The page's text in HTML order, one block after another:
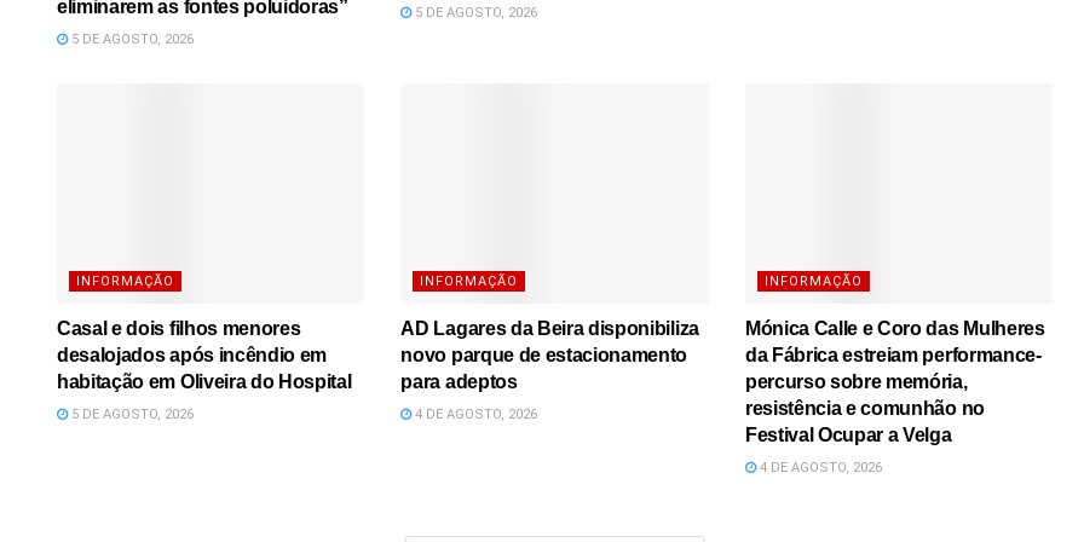
eliminarem as fontes poluidoras”
5 DE AGOSTO, 2026
5 DE AGOSTO, 2026
INFORMAÇÃO
Casal e dois filhos menores
desalojados após incêndio em
habitação em Oliveira do Hospital
5 DE AGOSTO, 2026
INFORMAÇÃO
AD Lagares da Beira disponibiliza
novo parque de estacionamento
para adeptos
4 DE AGOSTO, 2026
INFORMAÇÃO
Mónica Calle e Coro das Mulheres
da Fábrica estreiam performance-
percurso sobre memória,
resistência e comunhão no
Festival Ocupar a Velga
4 DE AGOSTO, 2026